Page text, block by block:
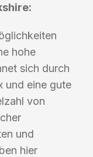
hohe
sich durch
und eine gute
von
und
hier